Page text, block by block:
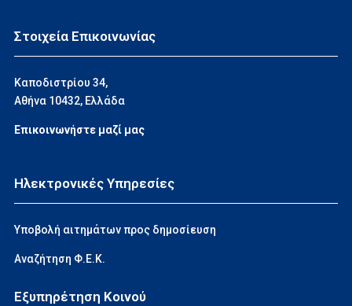
Στοιχεία Επικοινωνίας
Καποδιστρίου 34,
Αθήνα 10432, Ελλάδα
Επικοινωνήστε μαζί μας
Ηλεκτρονικές Υπηρεσίες
Υποβολή αιτημάτων προς δημοσίευση
Αναζήτηση Φ.Ε.Κ.
Εξυπηρέτηση Κοινού